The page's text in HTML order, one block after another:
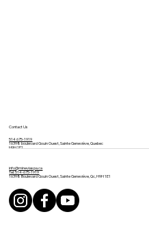
Contact Us
514 675-1919
16398 boulevard Gouin Ouest, Sainte Geneviève, Quebec
H9H 1E1
info@mineviaspa.ca
Tel: 514-675-1919
16398 Boulevard Gouin Ouest, Sainte Geneviève, Qc, H9H 1E1